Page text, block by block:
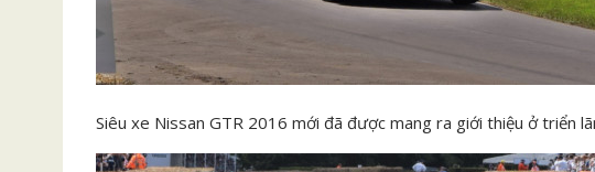
Siêu xe Nissan GTR 2016 mới đã được mang ra giới thiệu ở triển